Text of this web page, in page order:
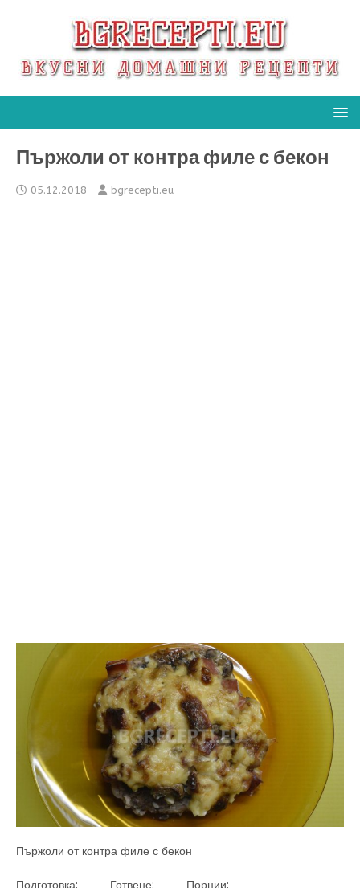
Пържоли от контра филе с бекон
05.12.2018 bgrecepti.eu
Пържоли от контра филе с бекон